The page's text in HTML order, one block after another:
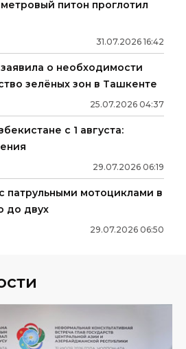
питон проглотил
31.07.2026 16:42
о необходимости
зелёных зон в Ташкенте
25.07.2026 04:37
с 1 августа:
29.07.2026 06:19
патрульными мотоциклами в
до двух
29.07.2026 06:50